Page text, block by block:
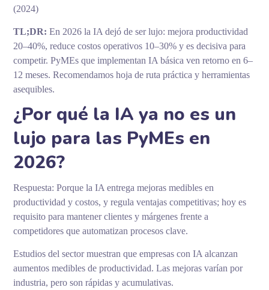
(2024)
TL;DR: En 2026 la IA dejó de ser lujo: mejora productividad
20–40%, reduce costos operativos 10–30% y es decisiva para
competir. PyMEs que implementan IA básica ven retorno en 6–
12 meses. Recomendamos hoja de ruta práctica y herramientas
asequibles.
¿Por qué la IA ya no es un
lujo para las PyMEs en
2026?
Respuesta: Porque la IA entrega mejoras medibles en
productividad y costos, y regula ventajas competitivas; hoy es
requisito para mantener clientes y márgenes frente a
competidores que automatizan procesos clave.
Estudios del sector muestran que empresas con IA alcanzan
aumentos medibles de productividad. Las mejoras varían por
industria, pero son rápidas y acumulativas.